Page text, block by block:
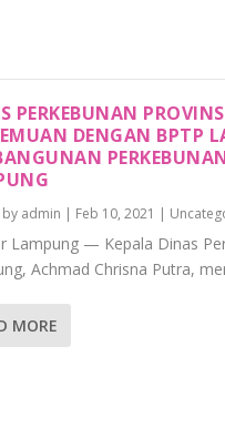
PERKEBUNAN
DENGAN BPTP
admin | Feb 10, 2021 |
Lampung — Kepala Dinas
Achmad Chrisna Putra,
MORE